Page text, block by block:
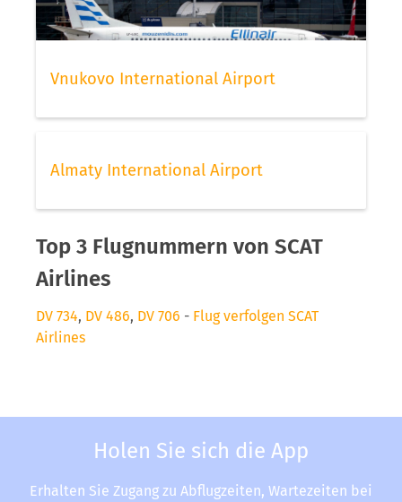
Vnukovo International Airport
Almaty International Airport
Top 3 Flugnummern von SCAT
Airlines
DV 734, DV 486, DV 706 - Flug verfolgen SCAT
Airlines
Holen Sie sich die App
Erhalten Sie Zugang zu Abflugzeiten, Wartezeiten bei